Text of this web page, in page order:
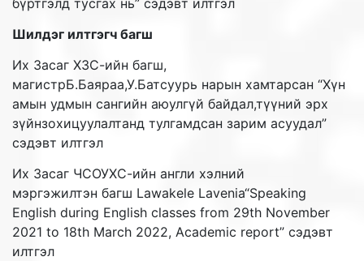
бүртгэлд тусгах нь” сэдэвт илтгэл
Шилдэг илтгэгч багш
Их Засаг ХЗС-ийн багш,
магистрБ.Баяраа,У.Батсуурь нарын хамтарсан “Хүн
амын удмын сангийн аюулгүй байдал,түүний эрх
зүйнзохицуулалтанд тулгамдсан зарим асуудал”
сэдэвт илтгэл
Их Засаг ЧСОУХС-ийн англи хэлний
мэргэжилтэн багш Lawakele Lavenia“Speaking
English during English classes from 29th November
2021 to 18th March 2022, Academic report” сэдэвт
илтгэл